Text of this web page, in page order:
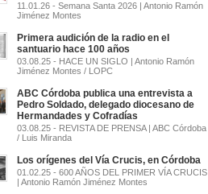
11.01.26 - Semana Santa 2026 | Antonio Ramón
Jiménez Montes
Primera audición de la radio en el
santuario hace 100 años
03.08.25 - HACE UN SIGLO | Antonio Ramón
Jiménez Montes / LOPC
ABC Córdoba publica una entrevista a
Pedro Soldado, delegado diocesano de
Hermandades y Cofradías
03.08.25 - REVISTA DE PRENSA | ABC Córdoba
/ Luis Miranda
Los orígenes del Vía Crucis, en Córdoba
01.02.25 - 600 AÑOS DEL PRIMER VÍA CRUCIS
| Antonio Ramón Jiménez Montes